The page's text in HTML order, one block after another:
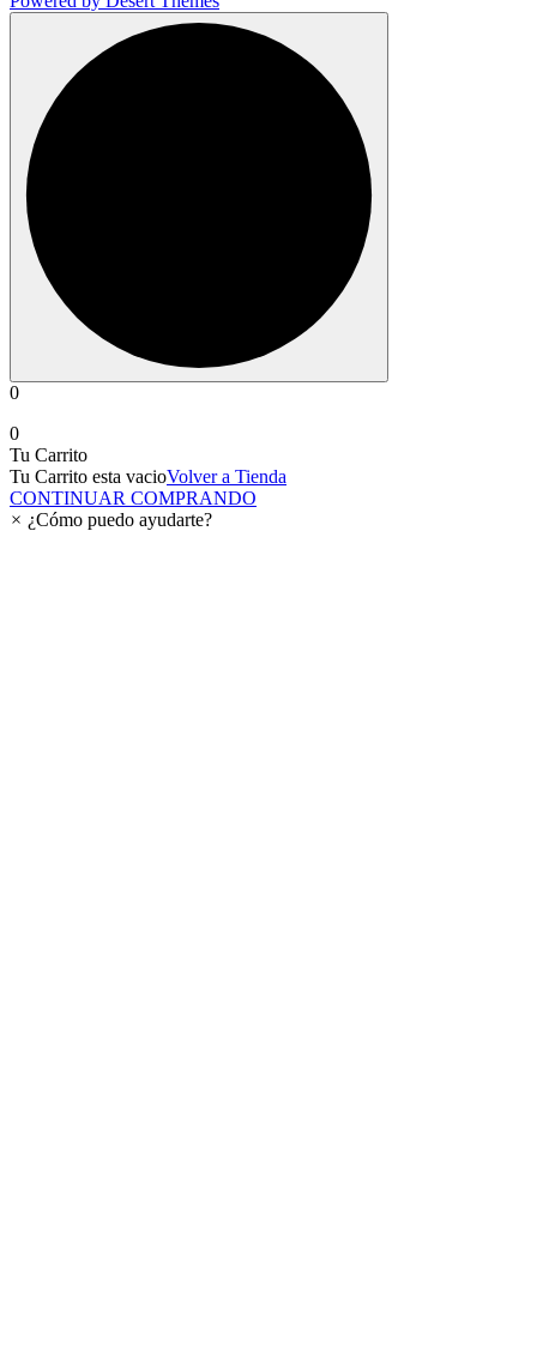
0
0
Tu Carrito
Tu Carrito esta vacioVolver a Tienda
CONTINUAR COMPRANDO
× ¿Cómo puedo ayudarte?